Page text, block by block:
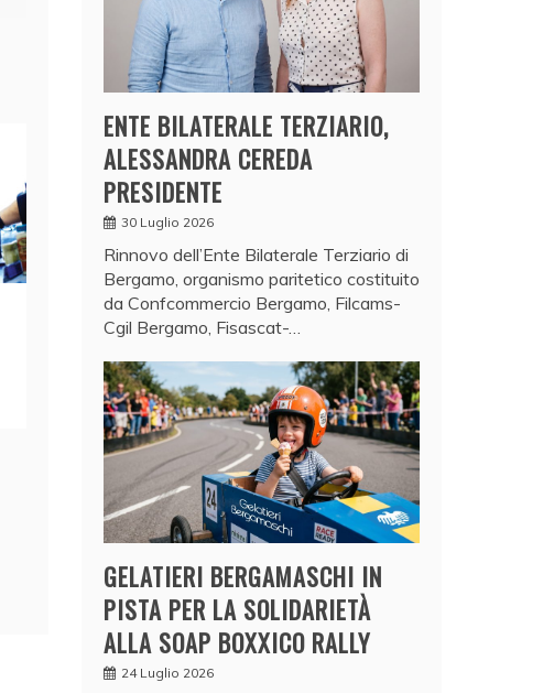
ENTE BILATERALE TERZIARIO,
ALESSANDRA CEREDA
PRESIDENTE
30 Luglio 2026
Rinnovo dell’Ente Bilaterale Terziario di
Bergamo, organismo paritetico costituito
da Confcommercio Bergamo, Filcams-
Cgil Bergamo, Fisascat-…
GELATIERI BERGAMASCHI IN
PISTA PER LA SOLIDARIETÀ
ALLA SOAP BOXXICO RALLY
24 Luglio 2026